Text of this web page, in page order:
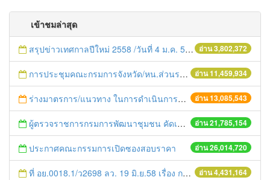
เข้าชมล่าสุด
อ่าน 3,802,372
สรุปข่าวเทศกาลปีใหม่ 2558 /วันที่ 4 ม.ค. 58
อ่าน 11,459,934
การประชุมคณะกรมการจังหวัด/หน.ส่วนราชการประจำเดือน มิถุนายน 2558
อ่าน 13,085,543
ร่างมาตรการ/แนวทาง ในการดำเนินการประกอบการตรวจราชการแบบบูรณาการ
อ่าน 21,785,154
ผู้ตรวจราชการกรมการพัฒนาชุมชน คัดเลือกข้าราชการและลูกจ้างดีเด่น และหน่วยงานพัฒนาชุมชนใสสะอาด ประจำปี ๒๕๕๔
อ่าน 26,014,720
ประกาศคณะกรรมการเปิดซองสอบราคา
อ่าน 4,431,164
ที่ อย.0018.1/ว2698 ลว. 19 มิ.ย.58 เรื่อง การแก้ไขปัญหาหนี้สินให้แก่เกษตรกร